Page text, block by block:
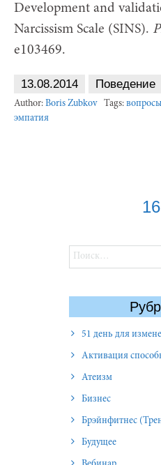
Development and
Narcissism Scale (SINS).
e103469.
13.08.2014 Поведение
Author: Boris Zubkov Tags: вопросы
эмпатия
Найти:
51 день для
Активация
Атеизм
Бизнес
Брэйнфитнес
Будущее